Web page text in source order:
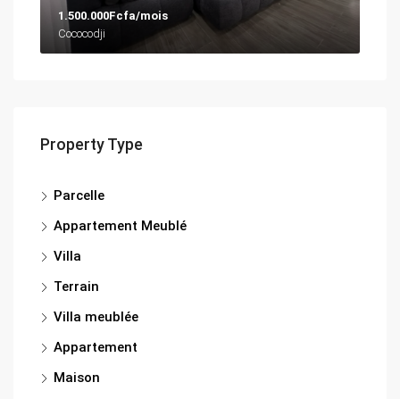
1.500.000Fcfa/mois
Cococodji
Property Type
Parcelle
Appartement Meublé
Villa
Terrain
Villa meublée
Appartement
Maison